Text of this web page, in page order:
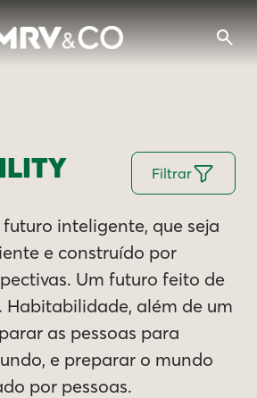
Filtrar
inteligente, que seja
e construído por
Um futuro feito de
além de um
as pessoas para
e preparar o mundo
por pessoas.